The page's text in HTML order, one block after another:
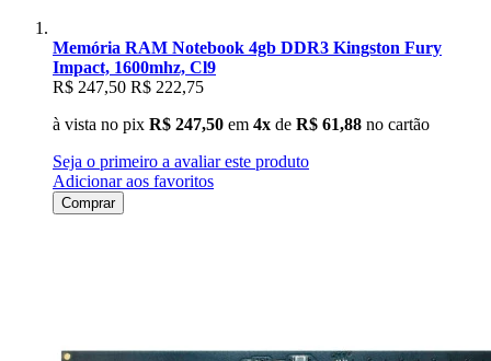
Memória RAM Notebook 4gb DDR3 Kingston Fury
Impact, 1600mhz, Cl9
R$ 247,50 R$ 222,75
à vista no pix R$ 247,50 em 4x de R$ 61,88 no cartão
Seja o primeiro a avaliar este produto
Adicionar aos favoritos
Comprar